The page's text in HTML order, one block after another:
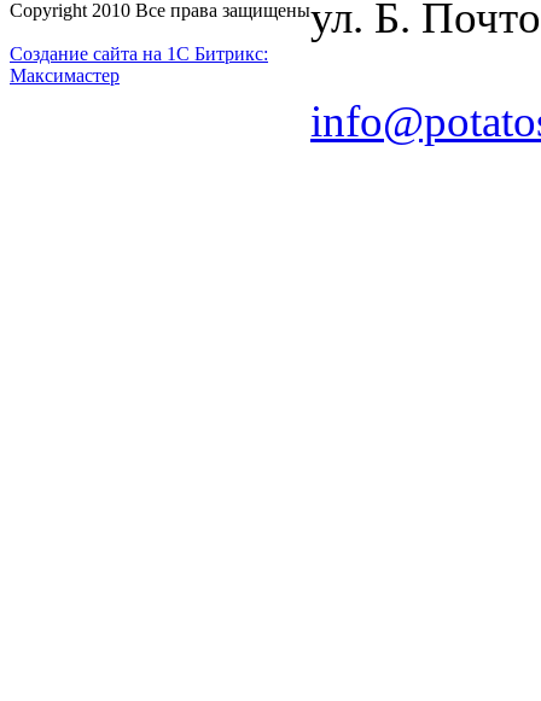
Copyright 2010 Все права защищены
Создание сайта на 1С Битрикс:
Максимастер
ул. Б.